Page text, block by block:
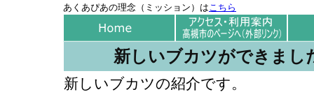
あくあぴあの理念（ミッション）はこちら
新しいブカツができまし
新しいブカツの紹介です。